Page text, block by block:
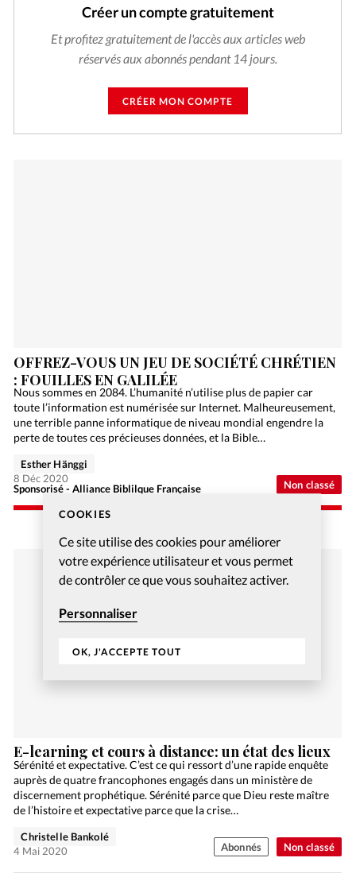
COOKIES
Ce site utilise des cookies pour améliorer
votre expérience utilisateur et vous permet
de contrôler ce que vous souhaitez activer.
Personnaliser
OK, J'ACCEPTE TOUT
Créer un compte gratuitement
Et profitez gratuitement de l'accès aux articles web
réservés aux abonnés pendant 14 jours.
CRÉER MON COMPTE
Non classé
OFFREZ-VOUS UN JEU DE SOCIÉTÉ CHRÉTIEN
: FOUILLES EN GALILÉE
Nous sommes en 2084. L’humanité n’utilise plus de papier car
toute l’information est numérisée sur Internet. Malheureusement,
une terrible panne informatique de niveau mondial engendre la
perte de toutes ces précieuses données, et la Bible…
Sponsorisé - Alliance Biblilque Française
Esther Hänggi
8 Déc 2020
Non classé
E-learning et cours à distance: un état des lieux
Sérénité et expectative. C’est ce qui ressort d’une rapide enquête
auprès de quatre francophones engagés dans un ministère de
discernement prophétique. Sérénité parce que Dieu reste maître
de l’histoire et expectative parce que la crise…
Christelle Bankolé
4 Mai 2020
Abonnés